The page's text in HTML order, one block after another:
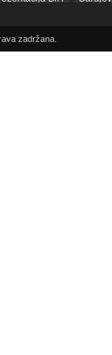
Tarčin
zadržana.